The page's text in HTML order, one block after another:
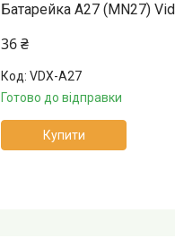
Батарейка A27 (MN27)
36 ₴
VDX-A27
Готово до відправки
Купити